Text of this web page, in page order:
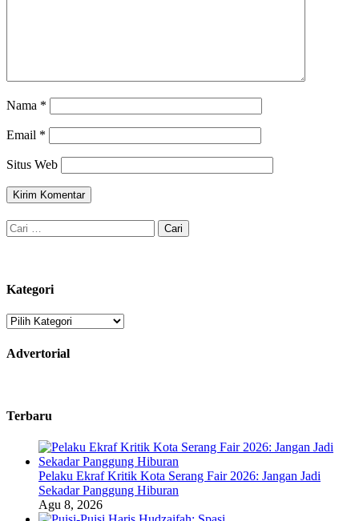
Nama *
Email *
Situs Web
Cari
untuk:
Kategori
Kategori
Advertorial
Terbaru
Pelaku Ekraf Kritik Kota Serang Fair 2026: Jangan Jadi
Sekadar Panggung Hiburan
Agu 8, 2026